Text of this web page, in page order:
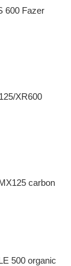
600 Fazer
XR600
carbon
500 organic